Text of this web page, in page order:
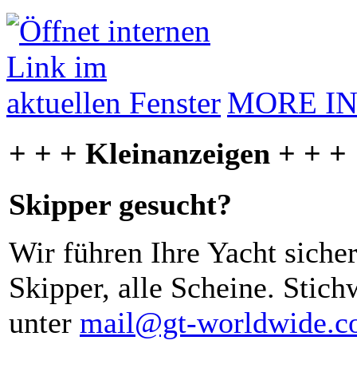
MORE
+ + + Kleinanzeigen + + +
Skipper gesucht?
Wir führen Ihre Yacht
Skipper, alle Scheine.
unter mail@gt-